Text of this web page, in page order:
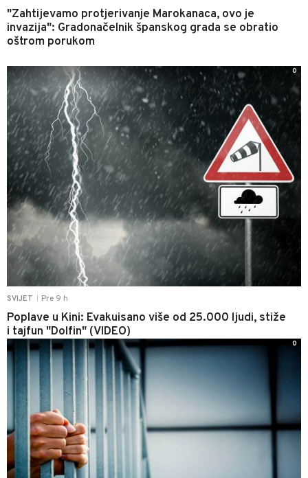
"Zahtijevamo protjerivanje Marokanaca, ovo je
invazija": Gradonačelnik španskog grada se obratio
oštrom porukom
SVIJET Pre 9 h
Poplave u Kini: Evakuisano više od 25.000 ljudi, stiže
i tajfun "Dolfin" (VIDEO)
0
0